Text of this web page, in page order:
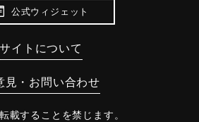
公式ウィジェット
サイトについて
見・お問い合わせ
載することを禁じます。